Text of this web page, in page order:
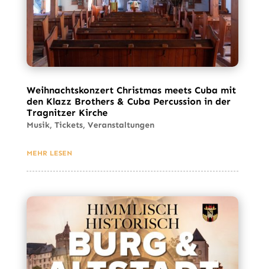
Weihnachtskonzert Christmas meets Cuba mit
den Klazz Brothers & Cuba Percussion in der
Tragnitzer Kirche
Musik, Tickets, Veranstaltungen
MEHR LESEN